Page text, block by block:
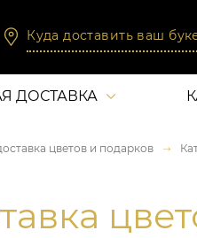
Куда доставить ваш
ДОСТАВКА
цветов и подарков